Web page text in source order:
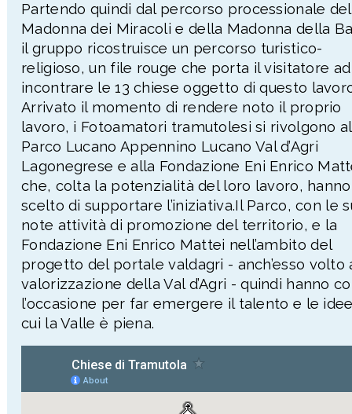
Partendo quindi dal percorso processionale
Madonna dei Miracoli e della Madonna della
il gruppo ricostruisce un percorso turistico-
religioso, un file rouge che porta il visitatore ad
incontrare le 13 chiese oggetto di questo
Arrivato il momento di rendere noto il proprio
lavoro, i Fotoamatori tramutolesi si rivolgono al
Parco Lucano Appennino Lucano Val d’Agri
Lagonegrese e alla Fondazione Eni Enrico
che, colta la potenzialità del loro lavoro, hanno
scelto di supportare l’iniziativa.Il Parco, con le
note attività di promozione del territorio, e la
Fondazione Eni Enrico Mattei nell’ambito del
progetto del portale valdagri - anch’esso volto
valorizzazione della Val d’Agri - quindi hanno
l’occasione per far emergere il talento e le
cui la Valle è piena.